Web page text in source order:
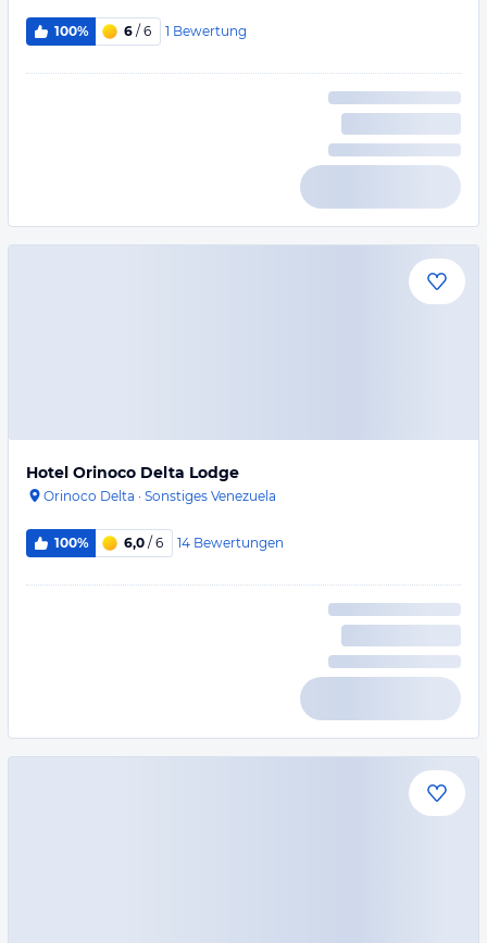
100% 6 / 6 1 Bewertung
Hotel Orinoco Delta Lodge
Orinoco Delta · Sonstiges Venezuela
100% 6,0 / 6 14 Bewertungen